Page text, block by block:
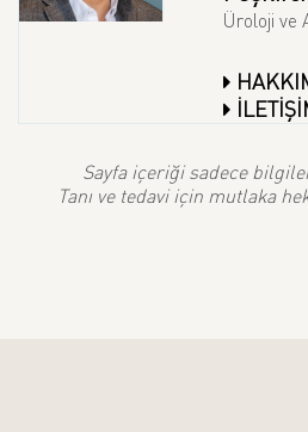
Üroloji ve
Sayfa içeriği sadece
Tanı ve tedavi için mutlaka